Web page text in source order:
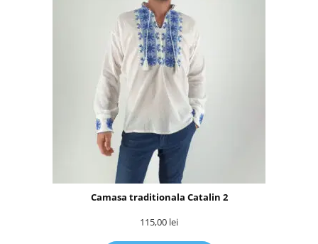
Camasa traditionala Catalin 2
115,00 lei